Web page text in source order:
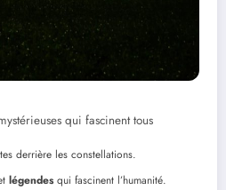
qui fascinent tous
derrière les constellations.
légendesqui fascinent l’humanité.